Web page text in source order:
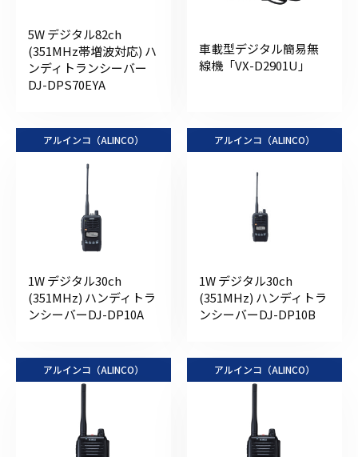
5W デジタル82ch
(351MHz帯増波対応) ハ
ンディトランシーバー
DJ-DPS70EYA
車載型デジタル簡易無
線機「VX-D2901U」
アルインコ（ALINCO）
1W デジタル30ch
(351MHz) ハンディトラ
ンシーバーDJ-DP10A
アルインコ（ALINCO）
1W デジタル30ch
(351MHz) ハンディトラ
ンシーバーDJ-DP10B
アルインコ（ALINCO） アルインコ（ALINCO）